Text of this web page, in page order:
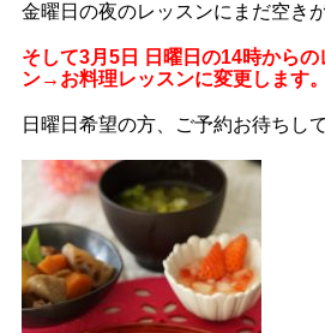
金曜日の夜のレッスンにまだ空き
そして3月5日 日曜日の14時から
ン→お料理レッスンに変更します。
日曜日希望の方、ご予約お待ちし